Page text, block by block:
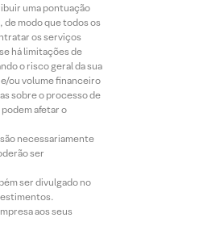
uma pontuação
de modo que todos os
os serviços
há limitações de
o risco geral da sua
ou volume financeiro
sobre o processo de
afetar o
necessariamente
ser
ser divulgado no
aos seus